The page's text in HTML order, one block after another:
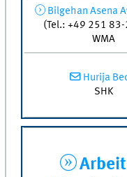
Bilgehan Asena
(Tel.: +49 251
WMA
Hurija
SHK